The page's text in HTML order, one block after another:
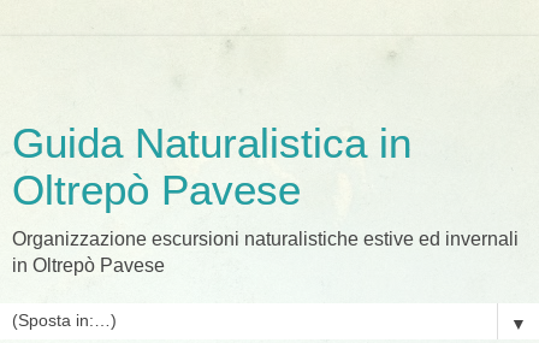
Guida Naturalistica in
Oltrepò Pavese
Organizzazione escursioni naturalistiche estive ed invernali
in Oltrepò Pavese
▼